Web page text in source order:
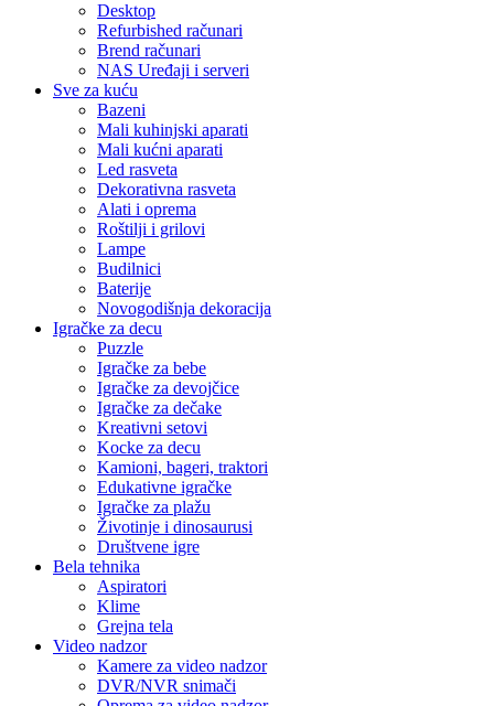
Desktop
Refurbished računari
Brend računari
NAS Uređaji i serveri
Sve za kuću
Bazeni
Mali kuhinjski aparati
Mali kućni aparati
Led rasveta
Dekorativna rasveta
Alati i oprema
Roštilji i grilovi
Lampe
Budilnici
Baterije
Novogodišnja dekoracija
Igračke za decu
Puzzle
Igračke za bebe
Igračke za devojčice
Igračke za dečake
Kreativni setovi
Kocke za decu
Kamioni, bageri, traktori
Edukativne igračke
Igračke za plažu
Životinje i dinosaurusi
Društvene igre
Bela tehnika
Aspiratori
Klime
Grejna tela
Video nadzor
Kamere za video nadzor
DVR/NVR snimači